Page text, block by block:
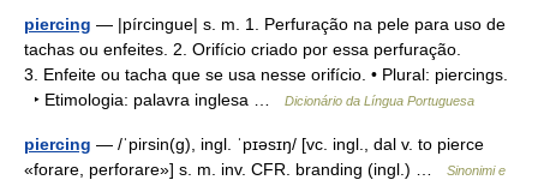
piercing — |pírcingue| s. m. 1. Perfuração na pele para uso de
tachas ou enfeites. 2. Orifício criado por essa perfuração.
3. Enfeite ou tacha que se usa nesse orifício. • Plural: piercings.
‣ Etimologia: palavra inglesa …
Dicionário da Língua Portuguesa
piercing — /ˈpirsin(g), ingl. ˈpɪəsɪŋ/ [vc. ingl., dal v. to pierce
«forare, perforare»] s. m. inv. CFR. branding (ingl.) …
Sinonimi e